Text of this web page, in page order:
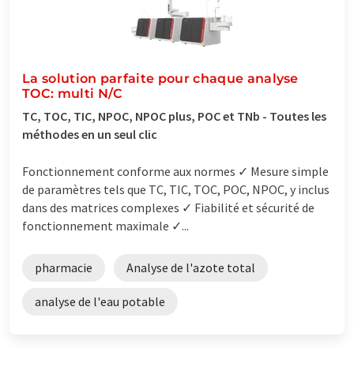
La solution parfaite pour chaque analyse
TOC: multi N/C
TC, TOC, TIC, NPOC, NPOC plus, POC et TNb - Toutes les
méthodes en un seul clic
Fonctionnement conforme aux normes ✓ Mesure simple
de paramètres tels que TC, TIC, TOC, POC, NPOC, y inclus
dans des matrices complexes ✓ Fiabilité et sécurité de
fonctionnement maximale ✓...
pharmacie Analyse de l'azote total
analyse de l'eau potable